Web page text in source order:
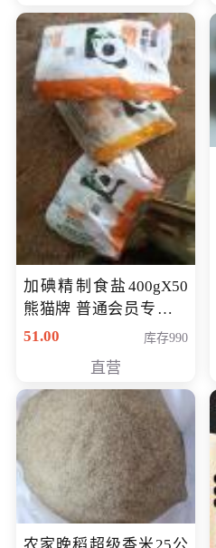
加碘精制食盐400gX50
熊猫牌 普通会员专享价
格50元
51.00 库存990
直营